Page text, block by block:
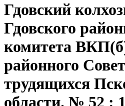
Гдовский
Гдовского
комитета
районного
трудящихся
области. № 52 :